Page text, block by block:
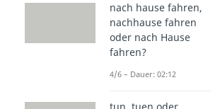
nach hause fahren,
nachhause fahren
oder nach Hause
fahren?
4/6 – Dauer: 02:12